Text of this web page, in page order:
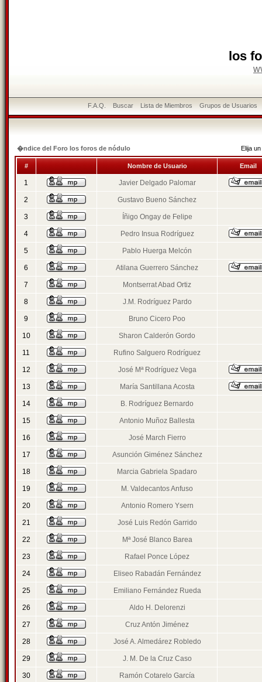
los
F.A.Q. Buscar Lista de Miembros Grupos de Usuarios
�ndice del Foro los foros de nódulo Elija
# Nombre de Usuario Email
1 Javier Delgado Palomar
2 Gustavo Bueno Sánchez
3 Íñigo Ongay de Felipe
4 Pedro Insua Rodríguez
5 Pablo Huerga Melcón
6 Atilana Guerrero Sánchez
7 Montserrat Abad Ortiz
8 J.M. Rodríguez Pardo
9 Bruno Cicero Poo
10 Sharon Calderón Gordo
11 Rufino Salguero Rodríguez
12 José Mª Rodríguez Vega
13 María Santillana Acosta
14 B. Rodríguez Bernardo
15 Antonio Muñoz Ballesta
16 José March Fierro
17 Asunción Giménez Sánchez
18 Marcia Gabriela Spadaro
19 M. Valdecantos Anfuso
20 Antonio Romero Ysern
21 José Luis Redón Garrido
22 Mª José Blanco Barea
23 Rafael Ponce López
24 Eliseo Rabadán Fernández
25 Emiliano Fernández Rueda
26 Aldo H. Delorenzi
27 Cruz Antón Jiménez
28 José A. Almedárez Robledo
29 J. M. De la Cruz Caso
30 Ramón Cotarelo García